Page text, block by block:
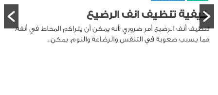
كيفية تنظيف انف الرضيع
تنظيف أنف الرضيع أمر ضروري لأنه يمكن أن يتراكم المخاط في أنفه،
مما يسبب صعوبة في التنفس والرضاعة والنوم. يمكن...